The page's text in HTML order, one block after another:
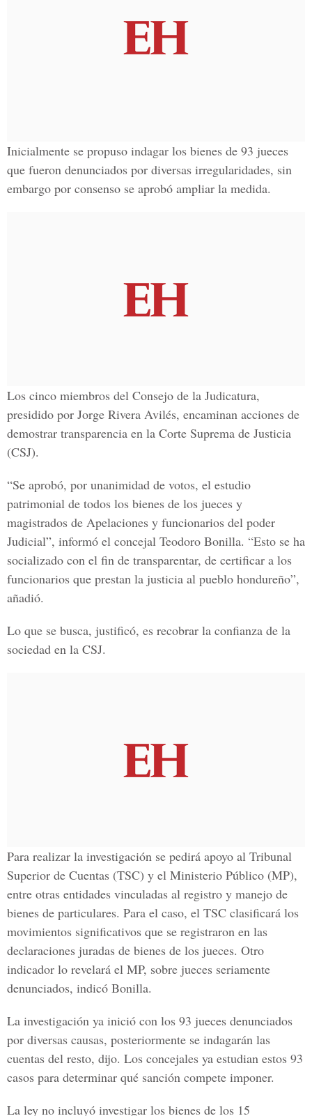
Inicialmente se propuso indagar los bienes de 93 jueces
que fueron denunciados por diversas irregularidades, sin
embargo por consenso se aprobó ampliar la medida.
Los cinco miembros del Consejo de la Judicatura,
presidido por Jorge Rivera Avilés, encaminan acciones de
demostrar transparencia en la Corte Suprema de Justicia
(CSJ).
“Se aprobó, por unanimidad de votos, el estudio
patrimonial de todos los bienes de los jueces y
magistrados de Apelaciones y funcionarios del poder
Judicial”, informó el concejal Teodoro Bonilla. “Esto se ha
socializado con el fin de transparentar, de certificar a los
funcionarios que prestan la justicia al pueblo hondureño”,
añadió.
Lo que se busca, justificó, es recobrar la confianza de la
sociedad en la CSJ.
Para realizar la investigación se pedirá apoyo al Tribunal
Superior de Cuentas (TSC) y el Ministerio Público (MP),
entre otras entidades vinculadas al registro y manejo de
bienes de particulares. Para el caso, el TSC clasificará los
movimientos significativos que se registraron en las
declaraciones juradas de bienes de los jueces. Otro
indicador lo revelará el MP, sobre jueces seriamente
denunciados, indicó Bonilla.
La investigación ya inició con los 93 jueces denunciados
por diversas causas, posteriormente se indagarán las
cuentas del resto, dijo. Los concejales ya estudian estos 93
casos para determinar qué sanción compete imponer.
La ley no incluyó investigar los bienes de los 15